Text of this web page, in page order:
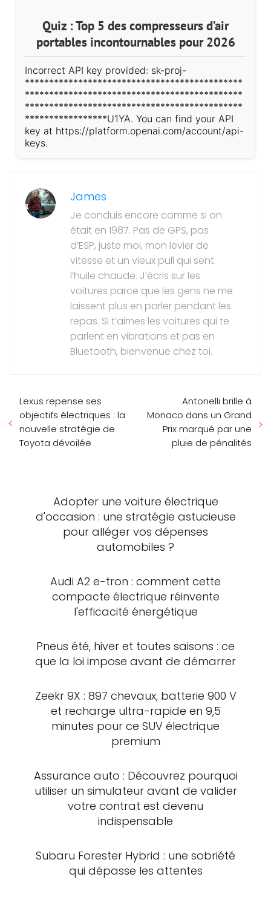
Quiz : Top 5 des compresseurs d’air
portables incontournables pour 2026
Incorrect API key provided: sk-proj-
*********************************************
*********************************************
*********************************************
*****************U1YA. You can find your API
key at https://platform.openai.com/account/api-
keys.
James
Je conduis encore comme si on
était en 1987. Pas de GPS, pas
d’ESP, juste moi, mon levier de
vitesse et un vieux pull qui sent
l’huile chaude. J’écris sur les
voitures parce que les gens ne me
laissent plus en parler pendant les
repas. Si t’aimes les voitures qui te
parlent en vibrations et pas en
Bluetooth, bienvenue chez toi.
Lexus repense ses
objectifs électriques : la
nouvelle stratégie de
Toyota dévoilée
Antonelli brille à
Monaco dans un Grand
Prix marqué par une
pluie de pénalités
Adopter une voiture électrique
d'occasion : une stratégie astucieuse
pour alléger vos dépenses
automobiles ?
Audi A2 e-tron : comment cette
compacte électrique réinvente
l'efficacité énergétique
Pneus été, hiver et toutes saisons : ce
que la loi impose avant de démarrer
Zeekr 9X : 897 chevaux, batterie 900 V
et recharge ultra-rapide en 9,5
minutes pour ce SUV électrique
premium
Assurance auto : Découvrez pourquoi
utiliser un simulateur avant de valider
votre contrat est devenu
indispensable
Subaru Forester Hybrid : une sobriété
qui dépasse les attentes